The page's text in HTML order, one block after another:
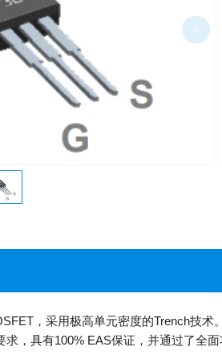
，采用极高单元密度的Trench技
，具有100% EAS保证，并通过了全面